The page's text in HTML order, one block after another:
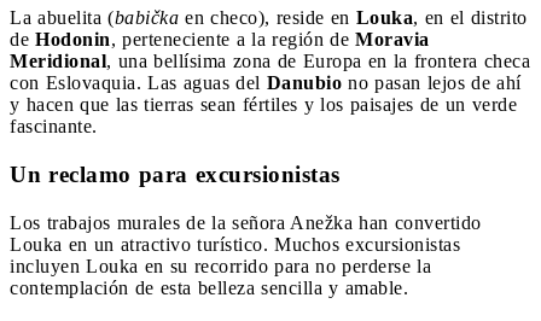
La abuelita (babička en checo), reside en Louka, en el distrito
de Hodonin, perteneciente a la región de Moravia
Meridional, una bellísima zona de Europa en la frontera checa
con Eslovaquia. Las aguas del Danubio no pasan lejos de ahí
y hacen que las tierras sean fértiles y los paisajes de un verde
fascinante.
Un reclamo para excursionistas
Los trabajos murales de la señora Anežka han convertido
Louka en un atractivo turístico. Muchos excursionistas
incluyen Louka en su recorrido para no perderse la
contemplación de esta belleza sencilla y amable.